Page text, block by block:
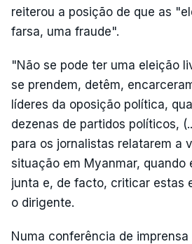
reiterou a posição de que as
farsa, uma fraude".
"Não se pode ter uma eleição
se prendem, detêm,
líderes da oposição política,
dezenas de partidos políticos,
para os jornalistas relatarem a
situação em Myanmar, quando
junta e, de facto, criticar estas
o dirigente.
Numa conferência de imprensa